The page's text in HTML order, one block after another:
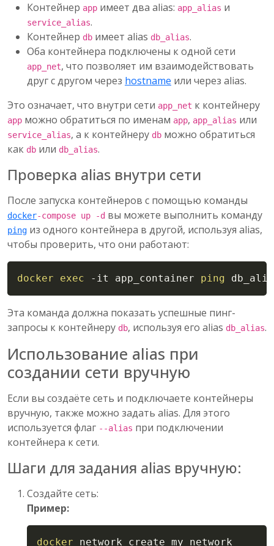
Контейнер app имеет два alias: app_alias и
service_alias.
Контейнер db имеет alias db_alias.
Оба контейнера подключены к одной сети
app_net, что позволяет им взаимодействовать
друг с другом через hostname или через alias.
Это означает, что внутри сети app_net к контейнеру
app можно обратиться по именам app, app_alias или
service_alias, а к контейнеру db можно обратиться
как db или db_alias.
Проверка alias внутри сети
После запуска контейнеров с помощью команды
docker-compose up -d вы можете выполнить команду
ping из одного контейнера в другой, используя alias,
чтобы проверить, что они работают:
docker exec -it app_container ping
Copy
Эта команда должна показать успешные пинг-
запросы к контейнеру db, используя его alias db_alias.
Использование alias при
создании сети вручную
Если вы создаёте сеть и подключаете контейнеры
вручную, также можно задать alias. Для этого
используется флаг --alias при подключении
контейнера к сети.
Шаги для задания alias вручную:
Создайте сеть:
Пример:
docker network create my_network